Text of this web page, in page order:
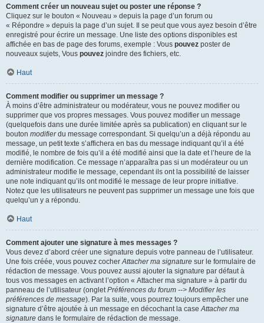
Comment créer un nouveau sujet ou poster une réponse ?
Cliquez sur le bouton « Nouveau » depuis la page d’un forum ou
« Répondre » depuis la page d’un sujet. Il se peut que vous ayez besoin d’être
enregistré pour écrire un message. Une liste des options disponibles est
affichée en bas de page des forums, exemple : Vous pouvez poster de
nouveaux sujets, Vous pouvez joindre des fichiers, etc.
Haut
Comment modifier ou supprimer un message ?
À moins d’être administrateur ou modérateur, vous ne pouvez modifier ou
supprimer que vos propres messages. Vous pouvez modifier un message
(quelquefois dans une durée limitée après sa publication) en cliquant sur le
bouton modifierdu message correspondant. Si quelqu’un a déjà répondu au
message, un petit texte s’affichera en bas du message indiquant qu’il a été
modifié, le nombre de fois qu’il a été modifié ainsi que la date et l’heure de la
dernière modification. Ce message n’apparaîtra pas si un modérateur ou un
administrateur modifie le message, cependant ils ont la possibilité de laisser
une note indiquant qu’ils ont modifié le message de leur propre initiative.
Notez que les utilisateurs ne peuvent pas supprimer un message une fois que
quelqu’un y a répondu.
Haut
Comment ajouter une signature à mes messages ?
Vous devez d’abord créer une signature depuis votre panneau de l’utilisateur.
Une fois créée, vous pouvez cocherAttacher ma signature sur le formulaire de
rédaction de message. Vous pouvez aussi ajouter la signature par défaut à
tous vos messages en activant l’option « Attacher ma signature » à partir du
panneau de l’utilisateur (ongletPréférences du forum --> Modifier les
préférences de message). Par la suite, vous pourrez toujours empêcher une
signature d’être ajoutée à un message en décochant la caseAttacher ma
signature dans le formulaire de rédaction de message.